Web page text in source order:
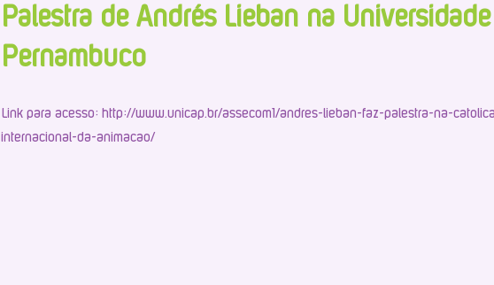
Palestra de Andrés Lieban na
Pernambuco
Link para acesso: http://www.unicap.br/assecom1/andres-lieban-faz-palestra-na-
internacional-da-animacao/